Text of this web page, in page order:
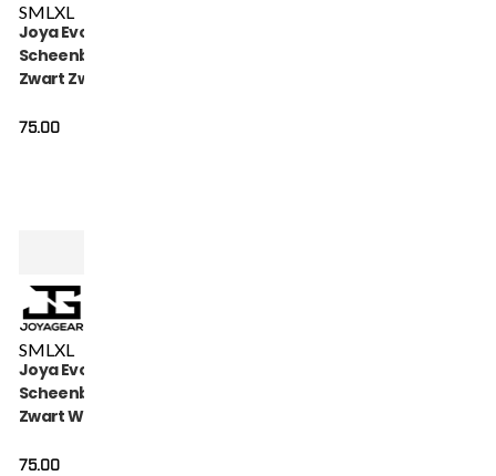
SMLXL
Joya Evolution
Scheenbeschermers
Zwart Zwart
75.00
SML XL
Joya Evolution
Scheenbeschermers
Zwart Wit
75.00